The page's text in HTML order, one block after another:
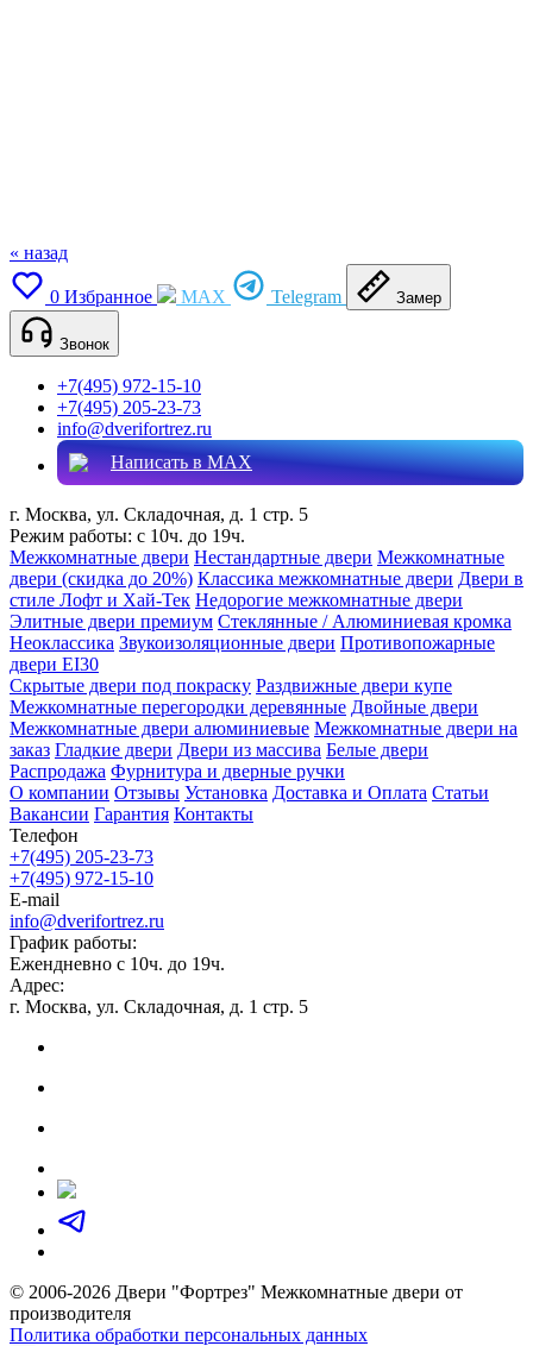
« назад
0 Избранное MAX Telegram Замер
Звонок
+7(495) 972-15-10
+7(495) 205-23-73
info@dverifortrez.ru
Написать в MAX
г. Москва, ул. Складочная, д. 1 стр. 5
Режим работы: с 10ч. до 19ч.
Межкомнатные двери Нестандартные двери Межкомнатные
двери (скидка до 20%) Классика межкомнатные двери Двери в
стиле Лофт и Хай-Тек Недорогие межкомнатные двери
Элитные двери премиум Стеклянные / Алюминиевая кромка
Неоклассика Звукоизоляционные двери Противопожарные
двери EI30
Скрытые двери под покраску Раздвижные двери купе
Межкомнатные перегородки деревянные Двойные двери
Межкомнатные двери алюминиевые Межкомнатные двери на
заказ Гладкие двери Двери из массива Белые двери
Распродажа Фурнитура и дверные ручки
О компании Отзывы Установка Доставка и Оплата Статьи
Вакансии Гарантия Контакты
Телефон
+7(495) 205-23-73
+7(495) 972-15-10
E-mail
info@dverifortrez.ru
График работы:
Ежендневно с 10ч. до 19ч.
Адрес:
г. Москва, ул. Складочная, д. 1 стр. 5
© 2006-2026 Двери "Фортрез" Межкомнатные двери от
производителя
Политика обработки персональных данных